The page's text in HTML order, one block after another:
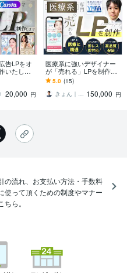
告LPをオ
いたしま
】SNS広
レゼント
20,000 円
医療系に強いデザイナー
が「売れる」LPを制作し
ます 医療業界歴8年以上！
薬機法・医療広告ガイド
ラインの知見あり！
5.0 (15)
きょん｜医療系LP専門デザイナー 150,000 円
の流れ、お支払い方法・手数料
使って頂くための制度やマナー
ら。